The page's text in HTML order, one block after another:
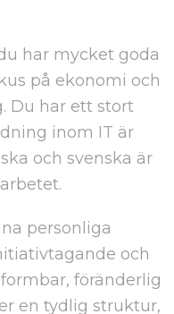
har mycket goda
på ekonomi och
Du har ett stort
inom IT är
och svenska är
personliga
och
föränderlig
en tydlig struktur,